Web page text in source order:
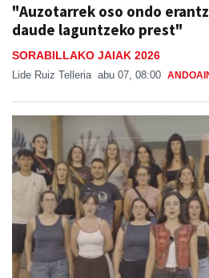
"Auzotarrek oso ondo
daude laguntzeko prest"
SORABILLAKO JAIAK 2026
Lide Ruiz Telleria abu 07, 08:00